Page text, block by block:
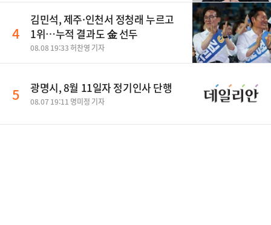
4
김민석, 제주·인천서 정청래 누르고
1위…누적 결과도 金 선두
08.08 19:33 허찬영 기자
5 광명시, 8월 11일자 정기인사 단행
08.07 19:11 명미정 기자